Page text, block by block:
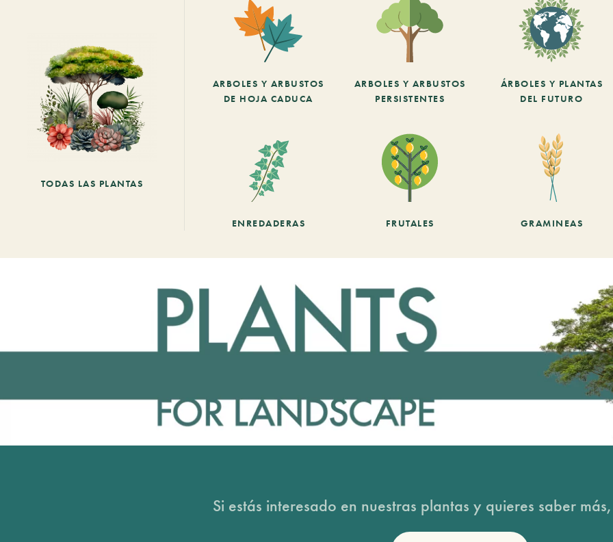
TODAS LAS PLANTAS
ARBOLES Y ARBUSTOS
DE HOJA CADUCA
ARBOLES Y ARBUSTOS
PERSISTENTES
ÁRBOLES Y PLANTAS
DEL FUTURO
ENREDADERAS FRUTALES GRAMINEAS
Si estás interesado en nuestras plantas y quieres saber